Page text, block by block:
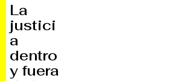
La
justici
a
dentro
y fuera